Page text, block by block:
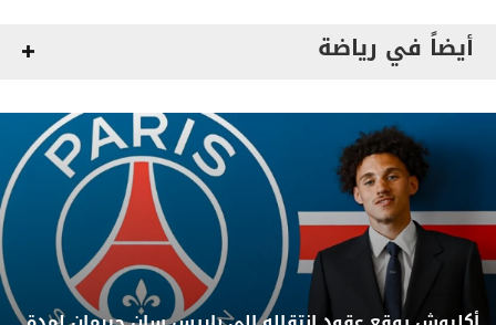
أيضاً في رياضة